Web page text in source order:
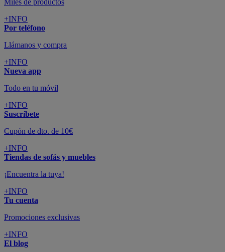
Miles de productos
+INFO
Por teléfono
Llámanos y compra
+INFO
Nueva app
Todo en tu móvil
+INFO
Suscríbete
Cupón de dto. de 10€
+INFO
Tiendas de sofás y muebles
¡Encuentra la tuya!
+INFO
Tu cuenta
Promociones exclusivas
+INFO
El blog